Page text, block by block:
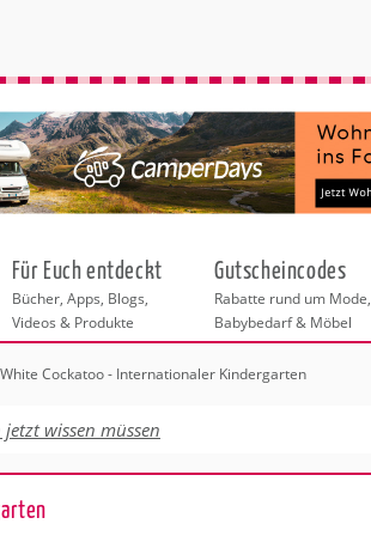
Berlin
& Beratung
& Baby
Baby
Gesundheit
& Dienstleistungen
Für Euch entdeckt
Bücher, Apps, Blogs,
Videos & Produkte
Gutscheincodes
Rabatte rund um Mode,
Babybedarf & Möbel
White Cockatoo - Internationaler Kindergarten
wissen müssen